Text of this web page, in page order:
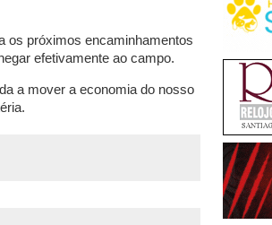
os próximos encaminhamentos
efetivamente ao campo.
a mover a economia do nosso